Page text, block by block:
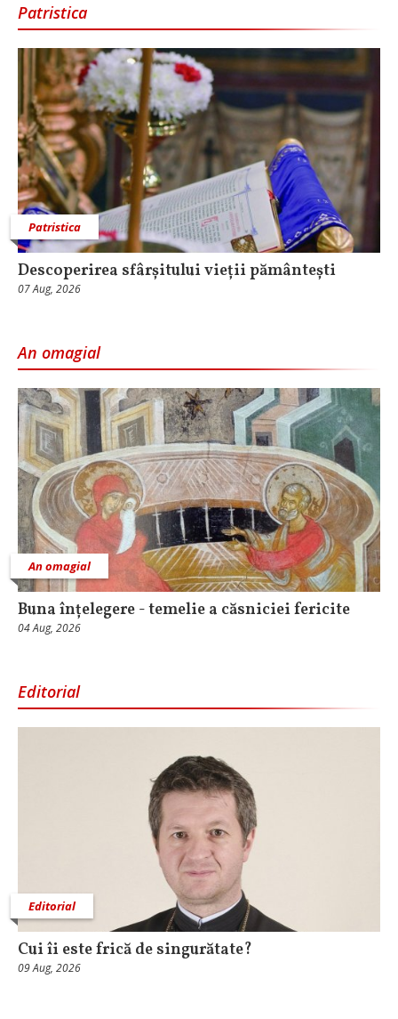
Patristica
Patristica
Descoperirea sfârșitului vieții pământești
07 Aug, 2026
An omagial
An omagial
Buna înțelegere - temelie a căsniciei fericite
04 Aug, 2026
Editorial
Editorial
Cui îi este frică de singurătate?
09 Aug, 2026